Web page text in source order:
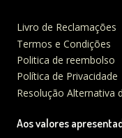
Livro de Reclamações
Termos e Condições
Politica de reembolso
Política de Privacidade
Resolução Alternativa
Aos valores